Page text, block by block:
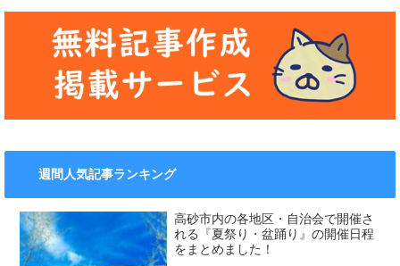
週間人気記事ランキング
高砂市内の各地区・自治会で開催さ
れる『夏祭り・盆踊り』の開催日程
をまとめました！